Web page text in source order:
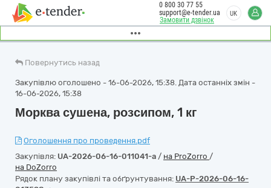
Замовити дзвінок
0 800 30 77 55
support@e-tender.ua
UK
Повернутись назад
Закупівлю оголошено - 16-06-2026, 15:38. Дата останніх змін -
16-06-2026, 15:38
Морква сушена, розсипом, 1 кг
Оголошення про проведення.pdf
Закупівля: UA-2026-06-16-011041-a / на ProZorro /
на DoZorro
Рядок плану закупівлі та обґрунтування: UA-P-2026-06-16-